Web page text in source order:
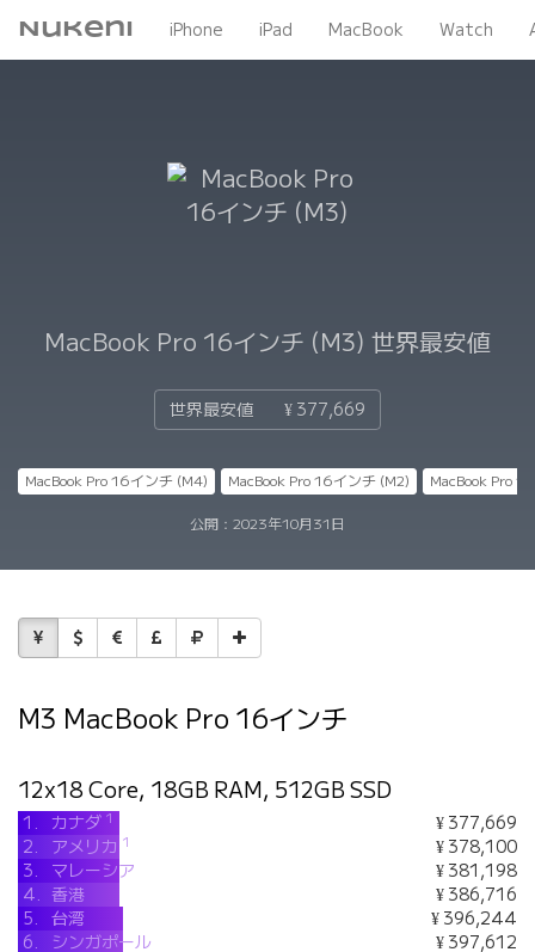
Nukeni iPhone iPad MacBook Watch
MacBook Pro 16インチ (M3) 世界最安値
世界最安値 ¥ 377,669
MacBook Pro 16インチ (M4) MacBook Pro 16インチ (M2) MacBook Pro
公開： 2023年10月31日
M3 MacBook Pro 16インチ
12x18 Core, 18GB RAM, 512GB SSD
1. カナダ 1
¥ 377,669
2.
アメリカ 1
¥ 378,100
3.
マレーシア
¥ 381,198
4. 香港
¥ 386,716
5.
台湾
¥ 396,244
6.
シンガポール
¥ 397,612